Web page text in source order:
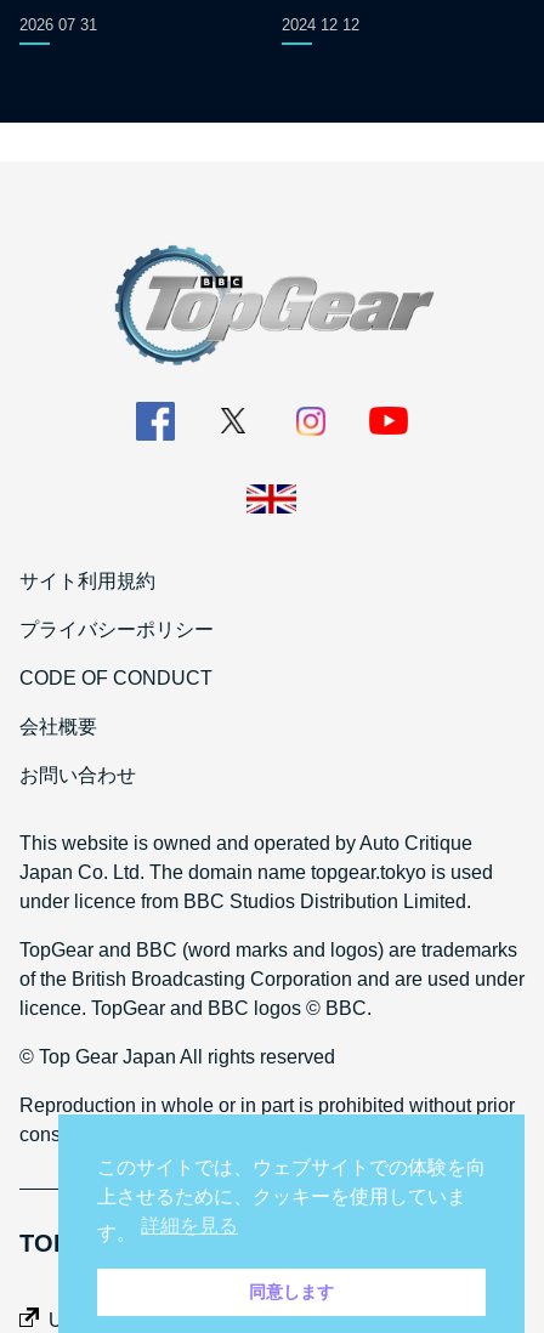
2026 07 31 2024 12 12
サイト利用規約
プライバシーポリシー
CODE OF CONDUCT
会社概要
お問い合わせ
This website is owned and operated by Auto Critique
Japan Co. Ltd. The domain name topgear.tokyo is used
under licence from BBC Studios Distribution Limited.
TopGear and BBC (word marks and logos) are trademarks
of the British Broadcasting Corporation and are used under
licence. TopGear and BBC logos © BBC.
© Top Gear Japan All rights reserved
Reproduction in whole or in part is prohibited without prior
consent
TOP GEAR INTERNATIONAL SITES
UK
Middle East
このサイトでは、ウェブサイトでの体験を向
上させるために、クッキーを使用していま
す。 詳細を見る
同意します